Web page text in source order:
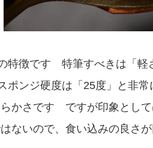
特徴です 特筆すべきは「
ンジ硬度は「25度」と非常
かさです ですが印象とし
ないので、食い込みの良さ